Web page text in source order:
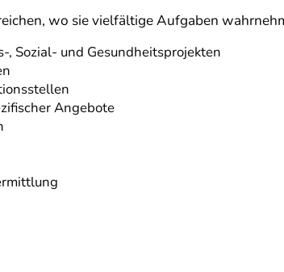
wo sie vielfältige Aufgaben
Sozial- und Gesundheitsprojekten
Angebote